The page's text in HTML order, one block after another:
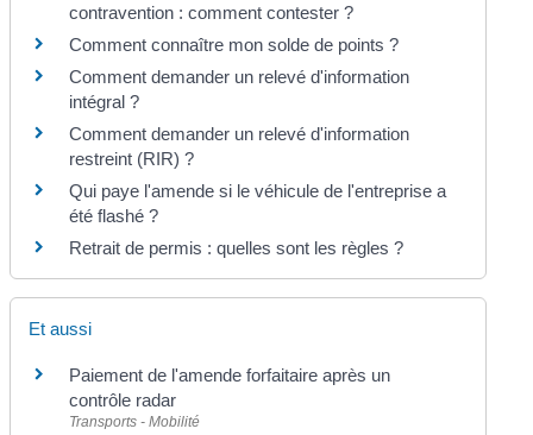
contravention : comment contester ?
Comment connaître mon solde de points ?
Comment demander un relevé d'information
intégral ?
Comment demander un relevé d'information
restreint (RIR) ?
Qui paye l'amende si le véhicule de l'entreprise a
été flashé ?
Retrait de permis : quelles sont les règles ?
Et aussi
Paiement de l'amende forfaitaire après un
contrôle radar
Transports - Mobilité